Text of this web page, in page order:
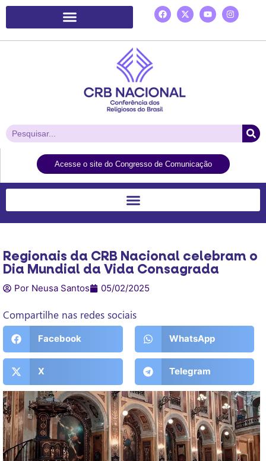
Acesse o site do Congresso de Comunicação
Regionais da CRB Nacional celebram o
Dia Mundial da Vida Consagrada
Por Neusa Santos 05/02/2025
Compartilhe nas redes sociais
Facebook WhatsApp
X Telegram